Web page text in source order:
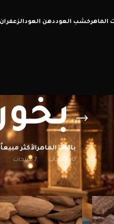
الماهرخشب العوددهن العودالزعفران
باقات الماهر
10 منتجات
الأكثر مبيعاً
7 منتجات
الوطني”